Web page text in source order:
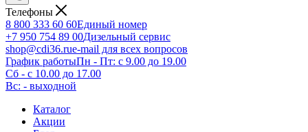
Телефоны
8 800 333 60 60Единый номер
+7 950 754 89 00Дизельный сервис
shop@cdi36.rue-mail для всех вопросов
График работыПн - Пт: с 9.00 до 19.00
Сб - с 10.00 до 17.00
Вс: - выходной
Каталог
Акции